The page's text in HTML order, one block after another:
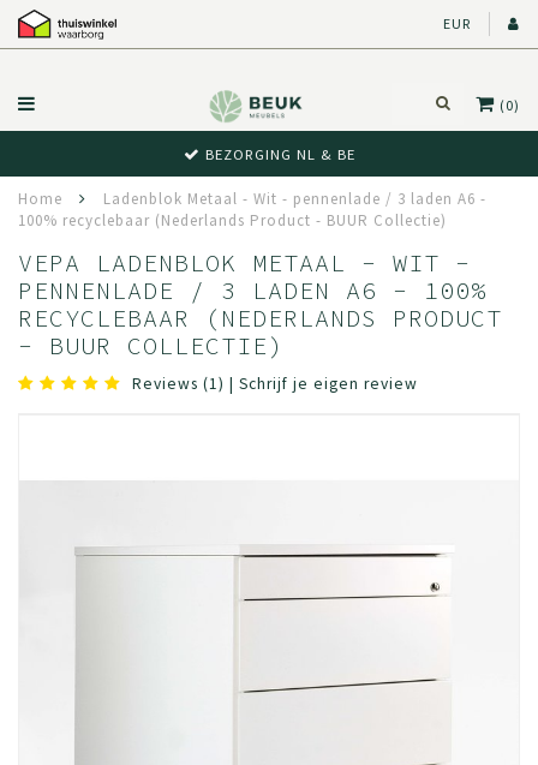
EUR
(0)
BEZORGING NL & BE
Home
Ladenblok Metaal - Wit - pennenlade / 3 laden A6 -
100% recyclebaar (Nederlands Product - BUUR Collectie)
VEPA LADENBLOK METAAL - WIT -
PENNENLADE / 3 LADEN A6 - 100%
RECYCLEBAAR (NEDERLANDS PRODUCT
- BUUR COLLECTIE)
Reviews (1) | Schrijf je eigen review